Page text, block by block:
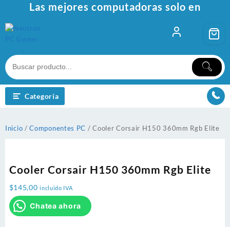
contenido
Las mejores computadoras solo en
Categoría
Inicio /Componentes PC / Cooler Corsair H150 360mm Rgb Elite
Cooler Corsair H150 360mm Rgb Elite
$145,00 incluido IVA
Chatea ahora